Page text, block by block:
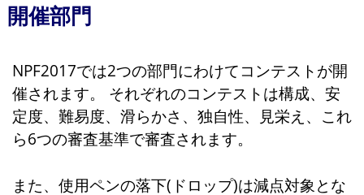
開催部門
NPF2017では2つの部門にわけてコンテストが開
催されます。 それぞれのコンテストは構成、安
定度、難易度、滑らかさ、独自性、見栄え、これ
ら6つの審査基準で審査されます。
また、使用ペンの落下(ドロップ)は減点対象とな